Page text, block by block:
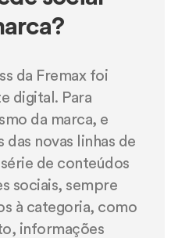
da Fremax foi
digital. Para
da marca, e
novas linhas de
de conteúdos
sociais, sempre
à categoria, como
informações